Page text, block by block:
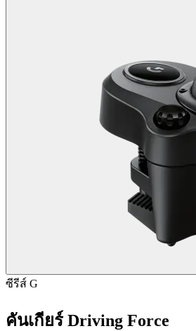
ซีรีส์ G
คันเกียร์ Driving Force